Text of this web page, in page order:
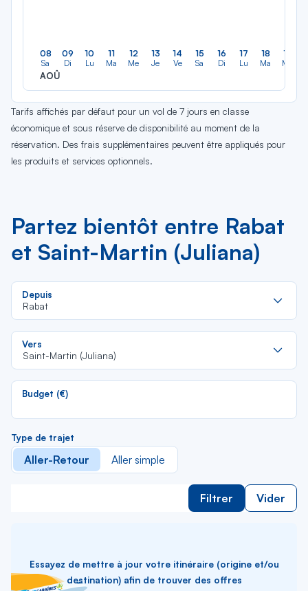
08
Sa
AOÛ
09
Di
10
Lu
11
Ma
12
Me
13
Je
14
Ve
15
Sa
16
Di
17
Lu
18
Ma
19
Me
Tarifs affichés par défaut pour un vol de 7 jours en classe
économique et sous réserve de disponibilité au moment de la
réservation. Des frais supplémentaires peuvent être appliqués pour
les produits et services optionnels.
Partez bientôt entre Rabat
et Saint-Martin (Juliana)
Depuis
Rabat
Vers
Saint-Martin (Juliana)
Budget (€)
Type de trajet
Aller-Retour Aller simple
Filtrer Vider
Essayez de mettre à jour votre itinéraire (origine et/ou
destination) afin de trouver des offres